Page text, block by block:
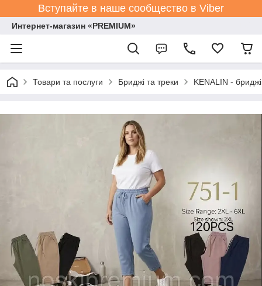
Вступайте в наше сообщество в Viber
Интернет-магазин «PREMIUM»
Товари та послуги Бриджі та треки KENALIN - бриджі